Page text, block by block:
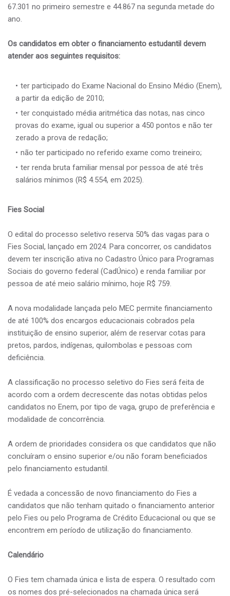
67.301 no primeiro semestre e 44.867 na segunda metade do
ano.
Os candidatos em obter o financiamento estudantil devem
atender aos seguintes requisitos:
ter participado do Exame Nacional do Ensino Médio (Enem),
a partir da edição de 2010;
ter conquistado média aritmética das notas, nas cinco
provas do exame, igual ou superior a 450 pontos e não ter
zerado a prova de redação;
não ter participado no referido exame como treineiro;
ter renda bruta familiar mensal por pessoa de até três
salários mínimos (R$ 4.554, em 2025).
Fies Social
O edital do processo seletivo reserva 50% das vagas para o
Fies Social, lançado em 2024. Para concorrer, os candidatos
devem ter inscrição ativa no Cadastro Único para Programas
Sociais do governo federal (CadÚnico) e renda familiar por
pessoa de até meio salário mínimo, hoje R$ 759.
A nova modalidade lançada pelo MEC permite financiamento
de até 100% dos encargos educacionais cobrados pela
instituição de ensino superior, além de reservar cotas para
pretos, pardos, indígenas, quilombolas e pessoas com
deficiência.
A classificação no processo seletivo do Fies será feita de
acordo com a ordem decrescente das notas obtidas pelos
candidatos no Enem, por tipo de vaga, grupo de preferência e
modalidade de concorrência.
A ordem de prioridades considera os que candidatos que não
concluíram o ensino superior e/ou não foram beneficiados
pelo financiamento estudantil.
É vedada a concessão de novo financiamento do Fies a
candidatos que não tenham quitado o financiamento anterior
pelo Fies ou pelo Programa de Crédito Educacional ou que se
encontrem em período de utilização do financiamento.
Calendário
O Fies tem chamada única e lista de espera. O resultado com
os nomes dos pré-selecionados na chamada única será